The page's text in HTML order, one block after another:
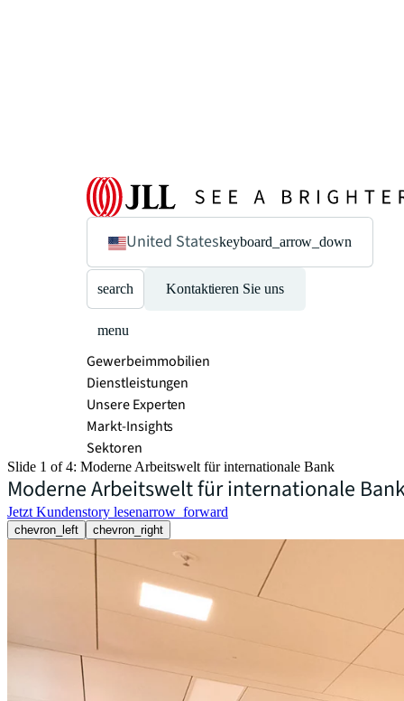
United Stateskeyboard_arrow_down
search Kontaktieren Sie uns
menu
Gewerbeimmobilien
Dienstleistungen
Unsere Experten
Markt-Insights
Sektoren​
Slide 1 of 4: Moderne Arbeitswelt für internationale Bank
Moderne Arbeitswelt für internationale
Jetzt Kundenstory lesenarrow_forward
chevron_left chevron_right